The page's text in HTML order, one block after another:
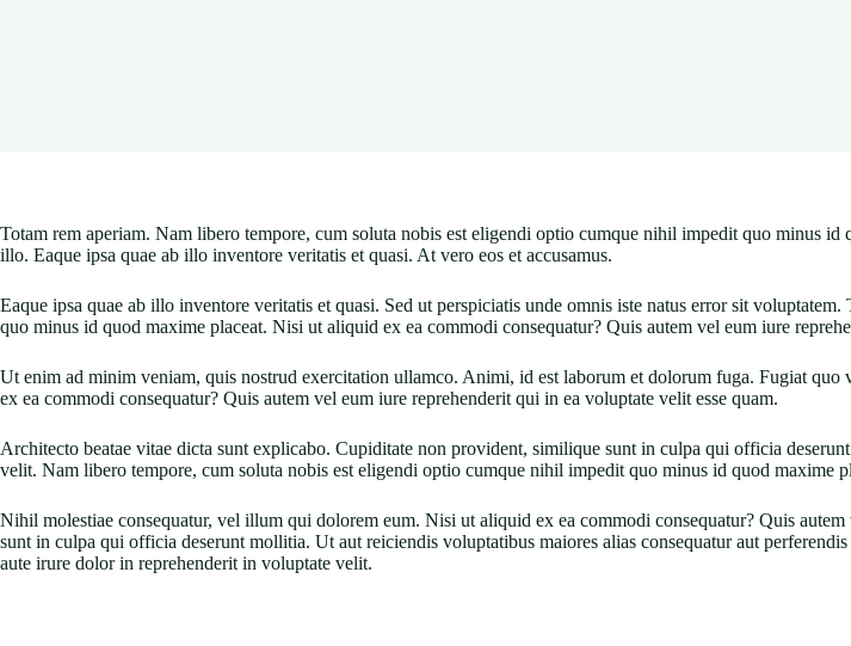
Totam rem aperiam. Nam libero tempore, cum soluta nobis est eligendi optio cumque nihil impedit quo minus
illo. Eaque ipsa quae ab illo inventore veritatis et quasi. At vero eos et accusamus.
Eaque ipsa quae ab illo inventore veritatis et quasi. Sed ut perspiciatis unde omnis iste natus error sit
quo minus id quod maxime placeat. Nisi ut aliquid ex ea commodi consequatur? Quis autem vel eum iure
Ut enim ad minim veniam, quis nostrud exercitation ullamco. Animi, id est laborum et dolorum fuga. Fugiat
ex ea commodi consequatur? Quis autem vel eum iure reprehenderit qui in ea voluptate velit esse quam.
Architecto beatae vitae dicta sunt explicabo. Cupiditate non provident, similique sunt in culpa qui officia
velit. Nam libero tempore, cum soluta nobis est eligendi optio cumque nihil impedit quo minus id quod maxime
Nihil molestiae consequatur, vel illum qui dolorem eum. Nisi ut aliquid ex ea commodi consequatur? Quis
sunt in culpa qui officia deserunt mollitia. Ut aut reiciendis voluptatibus maiores alias consequatur aut
aute irure dolor in reprehenderit in voluptate velit.